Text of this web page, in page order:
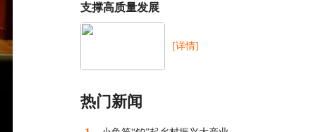
支撑高质量发展
[详情]
热门新闻